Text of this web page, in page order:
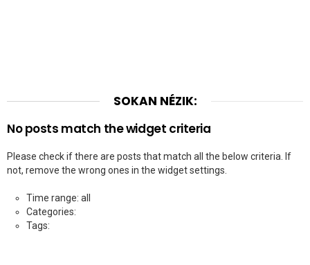
SOKAN NÉZIK:
No posts match the widget criteria
Please check if there are posts that match all the below criteria. If
not, remove the wrong ones in the widget settings.
Time range: all
Categories:
Tags: